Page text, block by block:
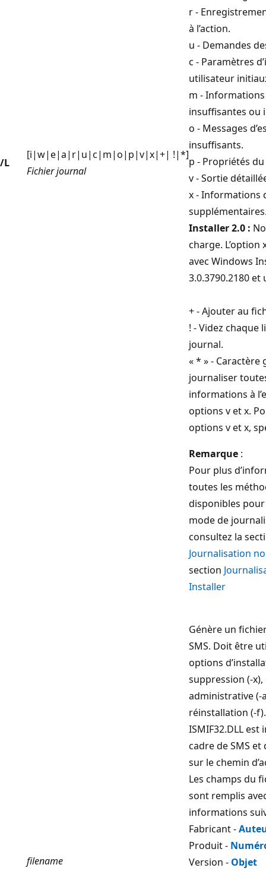
/L
[i|w|e|a|r|u|c|m|o|p|v|x|+| !|*]
Fichier journal
r -
à l’action.
u - Demandes
c - Paramètres
utilisateur
m -
insuffisantes ou
o - Messages
insuffisants.
p - Propriétés
v - Sortie
x - Informations
Installer 2.0 :
charge. L’option
avec Windows
3.0.3790.2180
+ - Ajouter au
! - Videz chaque
journal.
« * » - Caractère
journaliser
informations à
options v et x.
options v et x,
Remarque :
Pour plus
toutes les
disponibles
mode de
consultez la
Journalisation
section
Installer
filename
Génère un
SMS. Doit être
options
suppression (-
administrative (-
réinstallation (-
ISMIF32.DLL est
cadre de SMS
sur le chemin
Les champs du
sont remplis
informations
Fabricant -
Produit -
Version - Objet